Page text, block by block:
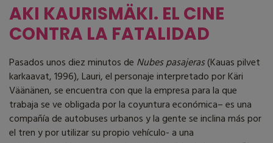
AKI KAURISMÄKI
AKI KAURISMÄKI. EL CINE
CONTRA LA FATALIDAD
Pasados unos diez minutos de Nubes pasajeras(Kauas pilvet
karkaavat, 1996), Lauri, el personaje interpretado por Käri
Väänänen, se encuentra con que la empresa para la que
trabaja se ve obligada por la coyuntura económica– es una
compañía de autobuses urbanos y la gente se inclina más por
el tren y por utilizar su propio vehículo- a una